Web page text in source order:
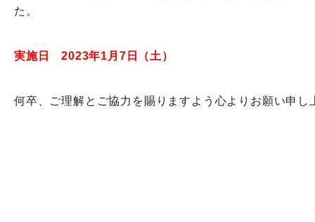
た。
実施日 2023年1月7日（土）
何卒、ご理解とご協力を賜りますよう心よりお願い申し